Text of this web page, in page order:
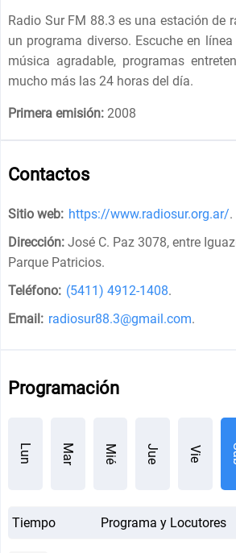
Radio Sur FM 88.3 es una estación de
un programa diverso. Escuche en
música agradable, programas
mucho más las 24 horas del día.
Primera emisión: 2008
Contactos
Sitio web: https://www.radiosur.org.ar/.
Dirección: José C. Paz 3078, entre
Parque Patricios.
Teléfono: (5411) 4912-1408.
Email: radiosur88.3@gmail.com.
Programación
Lun Mar Mié Jue Vie
Tiempo Programa y Locutores